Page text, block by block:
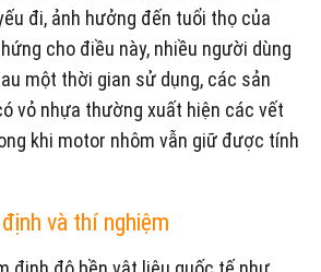
đi, ảnh hưởng đến tuổi thọ của
cho điều này, nhiều người dùng
một thời gian sử dụng, các sản
vỏ nhựa thường xuất hiện các vết
khi motor nhôm vẫn giữ được tính
và thí nghiệm